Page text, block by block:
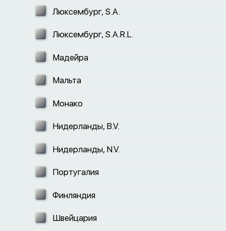
Люксембург, S.A.
Люксембург, S.A.R.L.
Мадейра
Мальта
Монако
Нидерланды, B.V.
Нидерланды, N.V.
Португалия
Финляндия
Швейцария